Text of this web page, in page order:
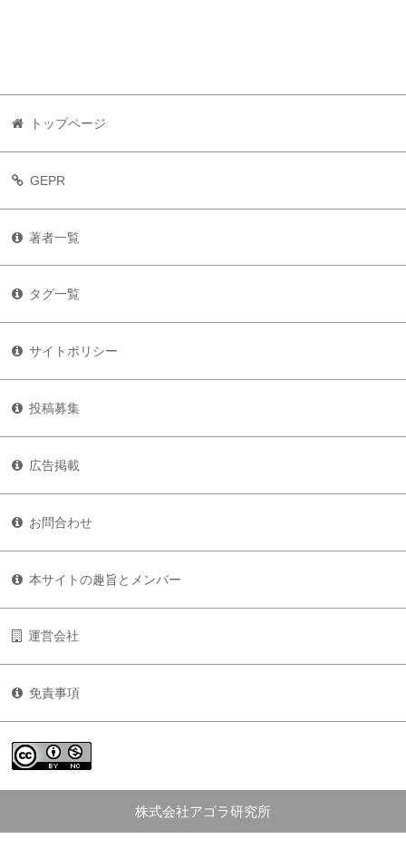
トップページ
GEPR
著者一覧
タグ一覧
サイトポリシー
投稿募集
広告掲載
お問合わせ
本サイトの趣旨とメンバー
運営会社
免責事項
株式会社アゴラ研究所